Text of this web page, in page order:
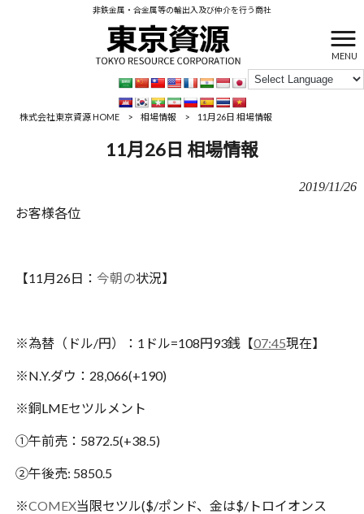
非鉄金属・合金属等の輸出入及び仲介を行う商社
MENU
株式会社東京資源 HOME > 相場情報 > 11月26日 相場情報
11月26日 相場情報
2019/11/26
お客様各位
【11月26日： 今朝の状況】
※為替（ドル/円）：1ドル=108円93銭【07:45現在】
※N.Y.ダウ：28,066(+190)
※銅LMEセツルメント
①午前売：5872.5(+38.5)
②午後売: 5850.5
※COMEX当限セツル($/ポンド、金は$/トロイオンス